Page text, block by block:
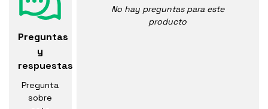
Preguntas
y
respuestas
Pregunta
sobre
No hay preguntas para este
producto